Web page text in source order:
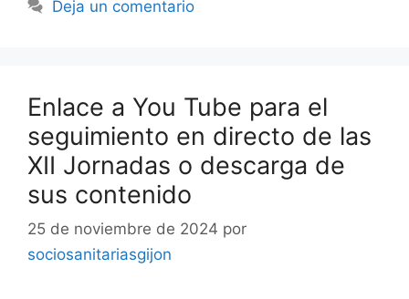
Deja un comentario
Enlace a You Tube para el
seguimiento en directo de las
XII Jornadas o descarga de
sus contenido
25 de noviembre de 2024 por
sociosanitariasgijon